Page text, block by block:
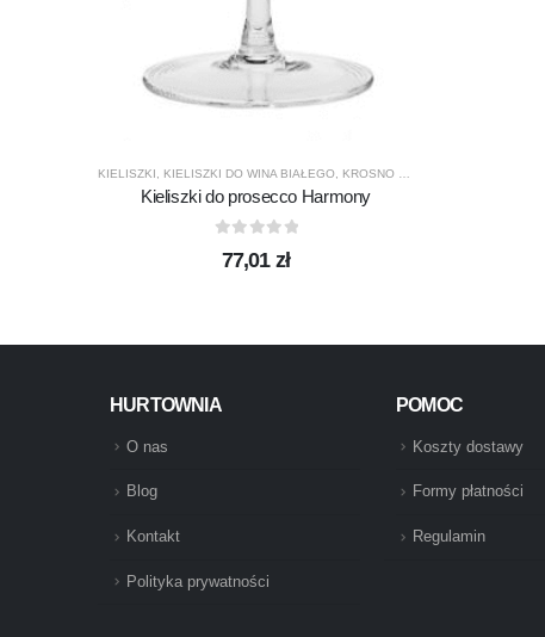
KIELISZKI KIELISZKI DO WINA BIAŁEGO KROSNO GLASS
Kieliszki do prosecco Harmony
77,01 zł
HURTOWNIA
O nas
Blog
Kontakt
Polityka prywatności
POMOC
Koszty dostawy
Formy płatności
Regulamin